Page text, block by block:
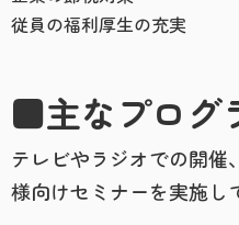
従員の福利厚生の充実
■主なプログ
テレビやラジオでの開催
様向けセミナーを実施し